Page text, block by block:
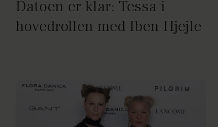
Datoen er klar: Tessa i
hovedrollen med Iben Hjejle